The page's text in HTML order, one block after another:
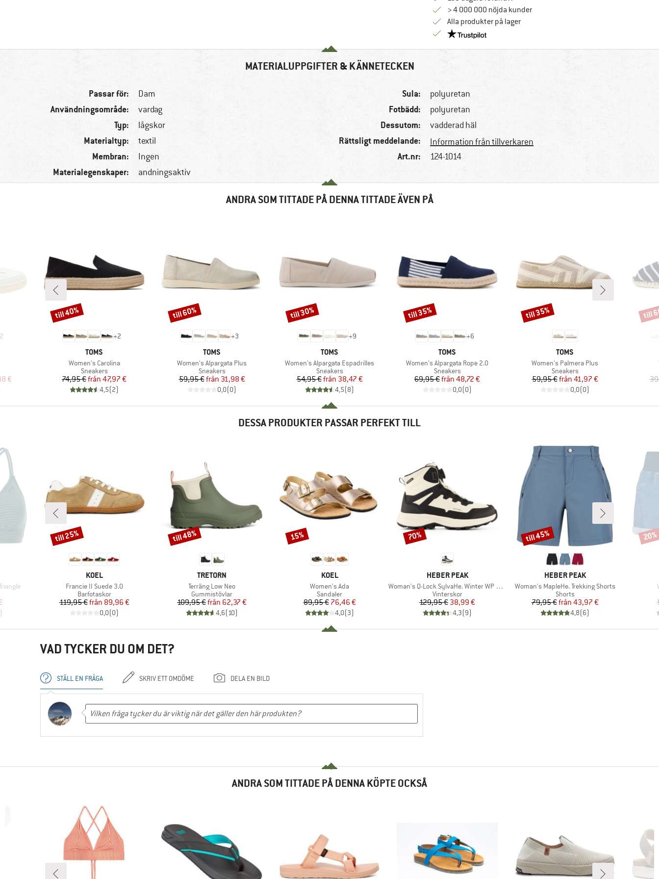
> 4 000 000 nöjda kunder
Alla produkter på lager
Trust Pilot-garanti - hitta all information här!
MATERIALUPPGIFTER & KÄNNETECKEN
Passar för: Dam
Användningsområde: vardag
Typ: lågskor
Materialtyp: textil
Membran: Ingen
Materialegenskaper: andningsaktiv
Sula: polyuretan
Fotbädd: polyuretan
Dessutom: vadderad häl
Rättsligt meddelande: Information från tillverkaren
Art.nr: 124-1014
ANDRA SOM TITTADE PÅ DENNA TITTADE ÄVEN PÅ
2
pris
€
+2
VARUMÄRKE
TOMS
Produkter
Women's Carolina
Produktgrupp
Sneakers
Pris
74,95 € Reducerat pris
från 47,97 €
4,5(2)
Rabatt
till 40%
+3
VARUMÄRKE
TOMS
Produkter
Women's Alpargata Plus
Produktgrupp
Sneakers
Pris
59,95 € Reducerat pris
från 31,98 €
0,0(0)
Rabatt
till 60%
+9
VARUMÄRKE
TOMS
Produkter
Women's Alpargata Espadrilles
Produktgrupp
Sneakers
Pris
54,95 € Reducerat pris
från 38,47 €
4,5(8)
Rabatt
till 30%
+6
VARUMÄRKE
TOMS
Produkter
Women's Alpargata Rope 2.0
Produktgrupp
Sneakers
Pris
69,95 € Reducerat pris
från 48,72 €
0,0(0)
Rabatt
till 35%
VARUMÄRKE
TOMS
Produkter
Women's Palmera Plus
Produktgrupp
Sneakers
Pris
59,95 € Reducerat pris
från 41,97 €
0,0(0)
Rabatt
till 35% till
DESSA PRODUKTER PASSAR PERFEKT TILL
pris
VARUMÄRKE
KOEL
Produkter
Francie II Suede 3.0
Produktgrupp
Barfotaskor
Pris
119,95 € Reducerat pris
från 89,96 €
0,0(0)
Rabatt
till 25%
VARUMÄRKE
TRETORN
Produkter
Terräng Low Neo
Produktgrupp
Gummistövlar
Pris
109,95 € Reducerat pris
från 62,37 €
4,6(10)
Rabatt
till 48%
VARUMÄRKE
KOEL
Produkter
Women's Ada
Produktgrupp
Sandaler
Pris
89,95 €Reducerat pris
76,46 €
4,0(3)
Rabatt
15%
VARUMÄRKE
HEBER PEAK
Produkter
Woman's Q-Lock SylvaHe. Winter WP Boots
Produktgrupp
Vinterskor
Pris
129,95 €Reducerat pris
38,99 €
4,3(9)
Rabatt
70%
VARUMÄRKE
HEBER PEAK
Produkter
Woman's MapleHe. Trekking Shorts
Produktgrupp
Shorts
Pris
79,95 € Reducerat pris
från 43,97 €
4,8(6)
Rabatt
till 45% 20%
VAD TYCKER DU OM DET?
STÄLL EN FRÅGA SKRIV ETT OMDÖME DELA EN BILD
ANDRA SOM TITTADE PÅ DENNA KÖPTE OCKSÅ